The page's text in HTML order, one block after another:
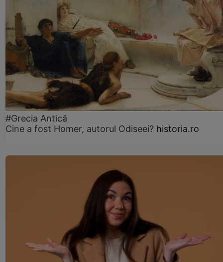
#Grecia Antică
Cine a fost Homer, autorul Odiseei? historia.ro